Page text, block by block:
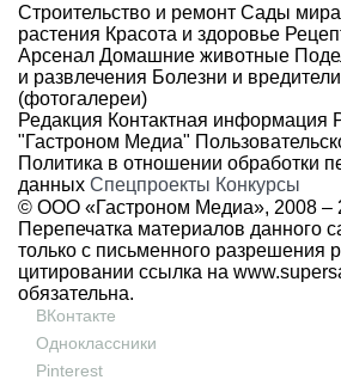
Строительство и ремонт Сады мира
растения Красота и здоровье
Арсенал Домашние животные
и развлечения Болезни и вредители
(фотогалереи)
Редакция Контактная информация
"Гастроном Медиа"
Политика в отношении обработки
данных Спецпроекты Конкурсы
© ООО «Гастроном Медиа», 2008 –
Перепечатка материалов данного
только с письменного разрешения
цитировании ссылка на
обязательна.
ВКонтакте
Одноклассники
Pinterest